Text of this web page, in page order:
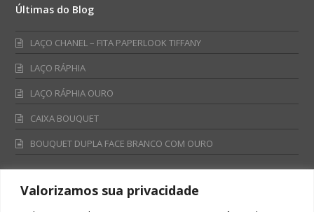
Valorizamos sua privacidade
Últimas do Blog
LAÇO CHANEL – FITA PAPERLOOK TIFFANY
LAÇO RÁPHIA
LAÇO RÁPHIA OURO
CAIXA BOUQUET
BOUQUET DUPLA FACE BRANCO COM OURO
Fale Conosco